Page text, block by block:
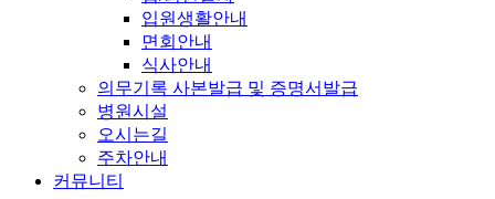
입원생활안내
면회안내
식사안내
의무기록 사본발급 및 증명서발급
병원시설
오시는길
주차안내
커뮤니티